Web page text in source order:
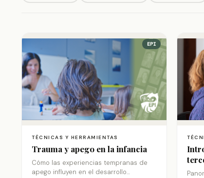
EPI
TÉCNICAS Y HERRAMIENTAS
Trauma y apego en la infancia
Cómo las experiencias tempranas de
apego influyen en el desarrollo